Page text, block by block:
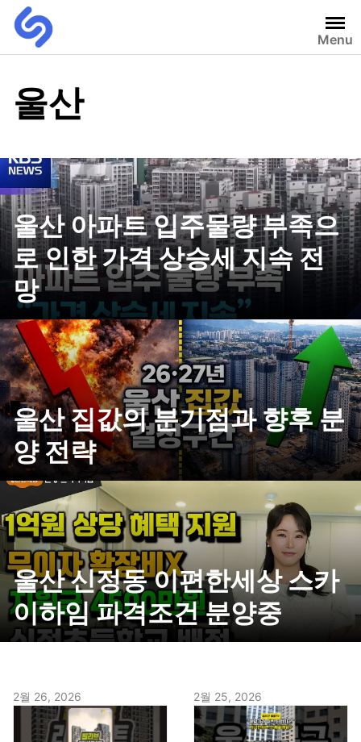
Menu
울산
울산 아파트 입주물량 부족으
로 인한 가격 상승세 지속 전
망
울산 집값의 분기점과 향후 분
양 전략
울산 신정동 이편한세상 스카
이하임 파격조건 분양중
2월 26, 2026 2월 25, 2026